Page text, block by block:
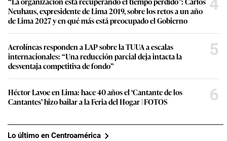
Neuhaus, expresidente de Lima 2019, sobre los retos a un año
de Lima 2027 y en qué más está preocupado el Gobierno
Aerolíneas responden a LAP sobre la TUUA a escalas
internacionales: “Una reducción parcial deja intacta la
desventaja competitiva de fondo”
5
Héctor Lavoe en Lima: hace 40 años el ‘Cantante de los
Cantantes’ hizo bailar a la Feria del Hogar | FOTOS
6
Lo último en Centroamérica